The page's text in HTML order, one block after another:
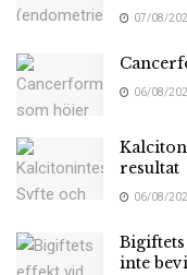
07/08/
06/08/
resultat
06/08/
inte